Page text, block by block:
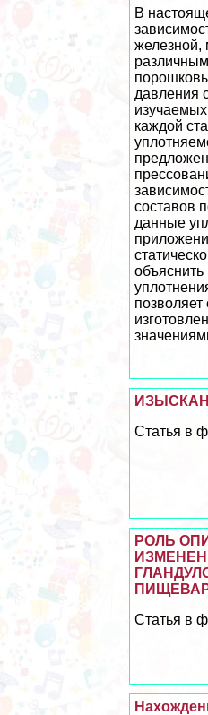
В
железной,
давления
каждой
составов
данные
Статья в
РОЛЬ
Статья в